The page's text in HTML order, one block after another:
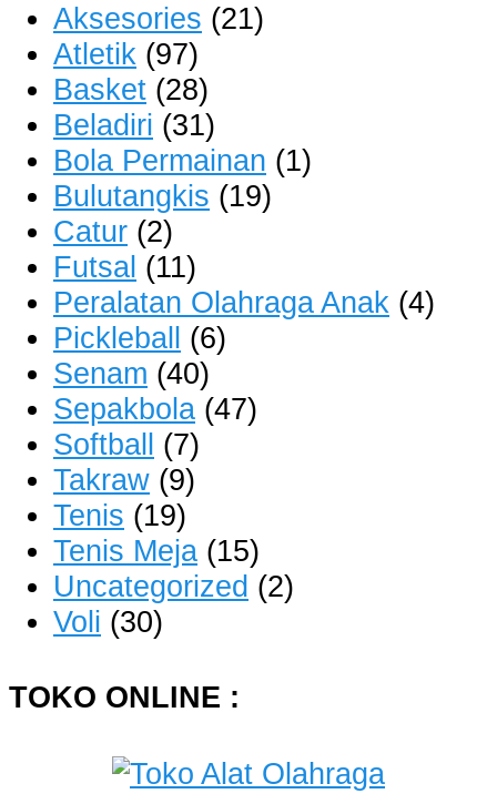
Aksesories (21)
Atletik (97)
Basket (28)
Beladiri (31)
Bola Permainan (1)
Bulutangkis (19)
Catur (2)
Futsal (11)
Peralatan Olahraga Anak (4)
Pickleball (6)
Senam (40)
Sepakbola (47)
Softball (7)
Takraw (9)
Tenis (19)
Tenis Meja (15)
Uncategorized (2)
Voli (30)
TOKO ONLINE :